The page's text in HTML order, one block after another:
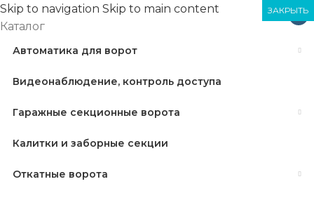
Skip to navigation Skip to main content
Каталог
Автоматика для ворот
Видеонаблюдение, контроль доступа
Гаражные секционные ворота
Калитки и заборные секции
Откатные ворота
×
ЗАКРЫТЬ
ЗАКРЫТЬ
ЗАКРЫТЬ